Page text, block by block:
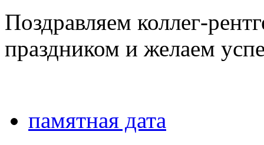
Поздравляем коллег-
праздником и желаем
памятная дата